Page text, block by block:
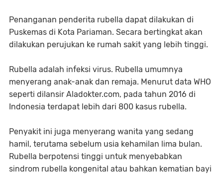
Penanganan penderita rubella dapat dilakukan di
Puskemas di Kota Pariaman. Secara bertingkat akan
dilakukan perujukan ke rumah sakit yang lebih tinggi.
Rubella adalah infeksi virus. Rubella umumnya
menyerang anak-anak dan remaja. Menurut data WHO
seperti dilansir Aladokter.com, pada tahun 2016 di
Indonesia terdapat lebih dari 800 kasus rubella.
Penyakit ini juga menyerang wanita yang sedang
hamil, terutama sebelum usia kehamilan lima bulan.
Rubella berpotensi tinggi untuk menyebabkan
sindrom rubella kongenital atau bahkan kematian bayi